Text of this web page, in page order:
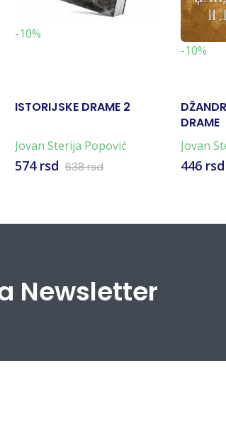
-10%
ISTORIJSKE DRAME 2
Jovan Sterija Popović
574 rsd 638 rsd
-10%
DRAME
Jovan
446 rsd
Newsletter